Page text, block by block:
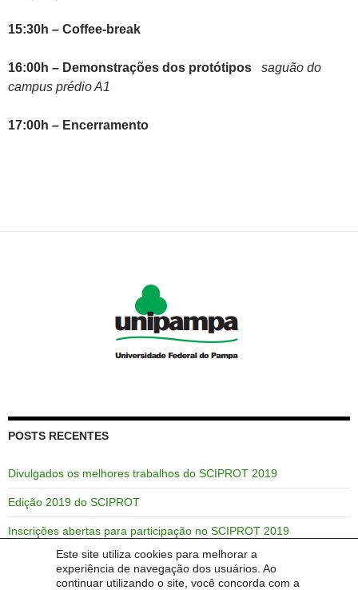
Este site utiliza cookies para melhorar a
experiência de navegação dos usuários. Ao
continuar utilizando o site, você concorda com a
15:30h – Coffee-break
16:00h – Demonstrações dos protótipos saguão do
campus prédio A1
17:00h – Encerramento
POSTS RECENTES
Divulgados os melhores trabalhos do SCIPROT 2019
Edição 2019 do SCIPROT
Inscrições abertas para participação no SCIPROT 2019
SCIPROT abre chamada para late submissions – prazo até
28/08/2019